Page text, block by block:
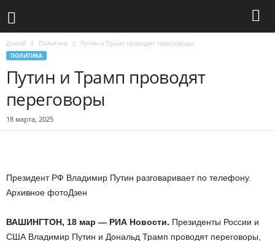
Домой Политика Путин и Трамп проводят переговоры
ПОЛИТИКА
Путин и Трамп проводят
переговоры
18 марта, 2025
Президент РФ Владимир Путин разговаривает по телефону.
Архивное фотоДзен
ВАШИНГТОН, 18 мар — РИА Новости. Президенты России и
США Владимир Путин и Дональд Трамп проводят переговоры,